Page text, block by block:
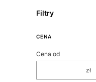
Filtry
CENA
Cena od
zł